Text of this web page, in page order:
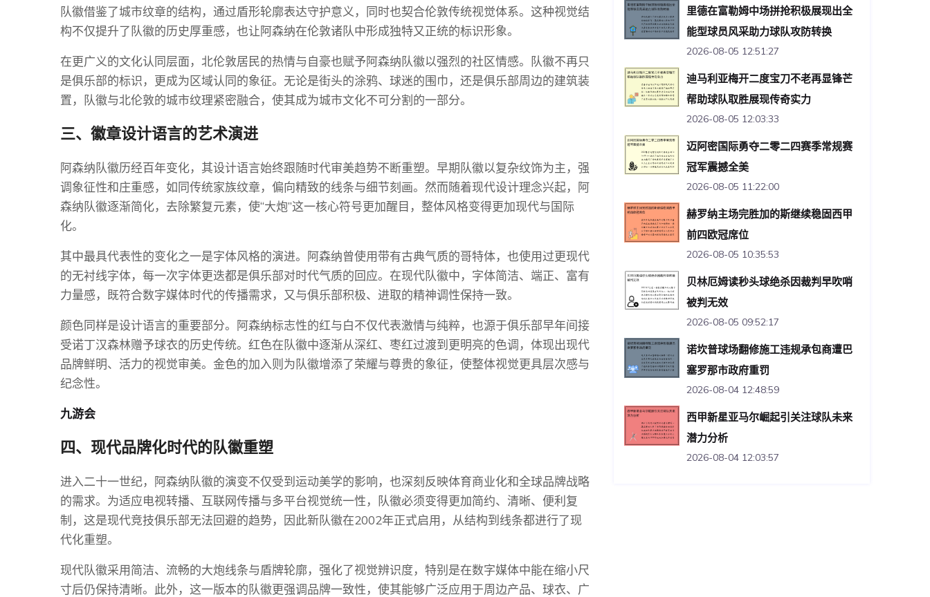
队徽借鉴了城市纹章的结构，通过盾形轮廓表达守护意义，同时也契合伦敦传统视觉体系。这种视觉结
构不仅提升了队徽的历史厚重感，也让阿森纳在伦敦诸队中形成独特又正统的标识形象。
在更广义的文化认同层面，北伦敦居民的热情与自豪也赋予阿森纳队徽以强烈的社区情感。队徽不再只
是俱乐部的标识，更成为区域认同的象征。无论是街头的涂鸦、球迷的围巾，还是俱乐部周边的建筑装
置，队徽与北伦敦的城市纹理紧密融合，使其成为城市文化不可分割的一部分。
三、徽章设计语言的艺术演进
阿森纳队徽历经百年变化，其设计语言始终跟随时代审美趋势不断重塑。早期队徽以复杂纹饰为主，强
调象征性和庄重感，如同传统家族纹章，偏向精致的线条与细节刻画。然而随着现代设计理念兴起，阿
森纳队徽逐渐简化，去除繁复元素，使“大炮”这一核心符号更加醒目，整体风格变得更加现代与国际
化。
其中最具代表性的变化之一是字体风格的演进。阿森纳曾使用带有古典气质的哥特体，也使用过更现代
的无衬线字体，每一次字体更迭都是俱乐部对时代气质的回应。在现代队徽中，字体简洁、端正、富有
力量感，既符合数字媒体时代的传播需求，又与俱乐部积极、进取的精神调性保持一致。
颜色同样是设计语言的重要部分。阿森纳标志性的红与白不仅代表激情与纯粹，也源于俱乐部早年间接
受诺丁汉森林赠予球衣的历史传统。红色在队徽中逐渐从深红、枣红过渡到更明亮的色调，体现出现代
品牌鲜明、活力的视觉审美。金色的加入则为队徽增添了荣耀与尊贵的象征，使整体视觉更具层次感与
纪念性。
九游会
四、现代品牌化时代的队徽重塑
进入二十一世纪，阿森纳队徽的演变不仅受到运动美学的影响，也深刻反映体育商业化和全球品牌战略
的需求。为适应电视转播、互联网传播与多平台视觉统一性，队徽必须变得更加简约、清晰、便利复
制，这是现代竞技俱乐部无法回避的趋势，因此新队徽在2002年正式启用，从结构到线条都进行了现
代化重塑。
现代队徽采用简洁、流畅的大炮线条与盾牌轮廓，强化了视觉辨识度，特别是在数字媒体中能在缩小尺
寸后仍保持清晰。此外，这一版本的队徽更强调品牌一致性，使其能够广泛应用于周边产品、球衣、广
里德在富勒姆中场拼抢积极展现出全
能型球员风采助力球队攻防转换
2026-08-05 12:51:27
迪马利亚梅开二度宝刀不老再显锋芒
帮助球队取胜展现传奇实力
2026-08-05 12:03:33
迈阿密国际勇夺二零二四赛季常规赛
冠军震撼全美
2026-08-05 11:22:00
赫罗纳主场完胜加的斯继续稳固西甲
前四欧冠席位
2026-08-05 10:35:53
贝林厄姆读秒头球绝杀因裁判早吹哨
被判无效
2026-08-05 09:52:17
诺坎普球场翻修施工违规承包商遭巴
塞罗那市政府重罚
2026-08-04 12:48:59
西甲新星亚马尔崛起引关注球队未来
潜力分析
2026-08-04 12:03:57